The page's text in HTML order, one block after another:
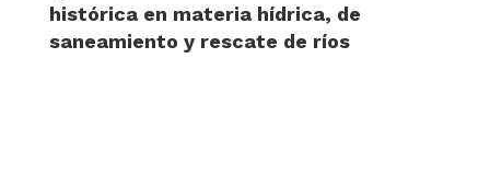
histórica en materia hídrica, de
saneamiento y rescate de ríos